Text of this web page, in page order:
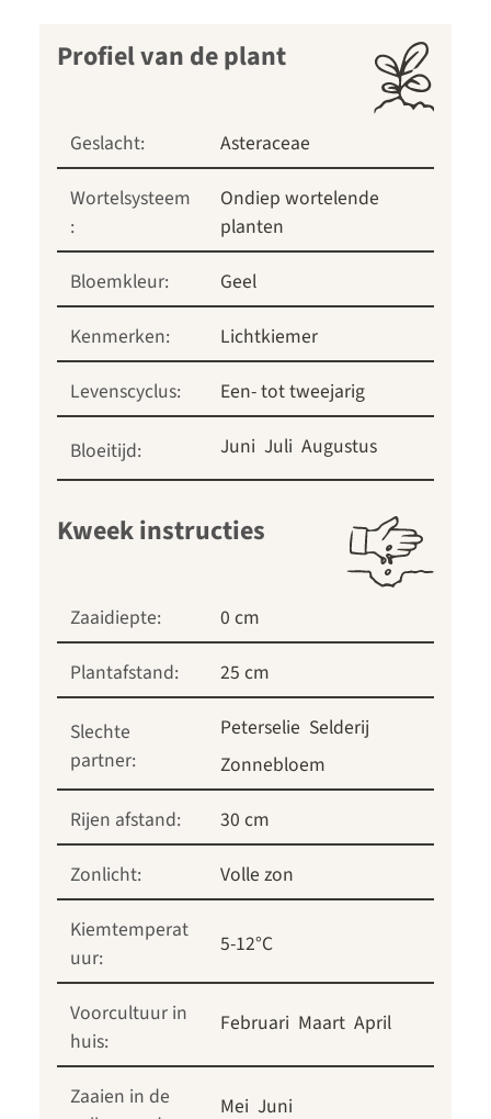
Profiel van de plant
Geslacht:
Asteraceae
Wortelsysteem
:
Ondiep wortelende
planten
Bloemkleur:
Geel
Kenmerken:
Lichtkiemer
Levenscyclus:
Een- tot tweejarig
Bloeitijd: Juni Juli Augustus
Kweek instructies
Zaaidiepte:
0 cm
Plantafstand:
25 cm
Slechte
partner:
Peterselie Selderij
Zonnebloem
Rijen afstand:
30 cm
Zonlicht:
Volle zon
Kiemtemperat
uur:
5-12°C
Voorcultuur in
huis:
Februari Maart April
Zaaien in de
Mei Juni